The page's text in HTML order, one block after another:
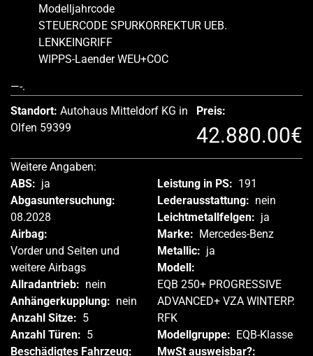
Modelljahrcode
STEUERCODE SPURKORREKTUR UEB.
LENKEINGRIFF
WIPPS-Laender WEU+COC
—-.
Standort: Autohaus Mitteldorf KG in
Olfen 59399
Preis:
42.880.00€
Weitere Angaben:
ABS: ja
Abgasuntersuchung:
08.2028
Airbag:
Vorder und Seiten und
weitere Airbags
Allradantrieb: nein
Anhängerkupplung: nein
Anzahl Sitze: 5
Anzahl Türen: 5
Beschädigtes Fahrzeug:
Leistung in PS: 191
Lederausstattung: nein
Leichtmetallfelgen: ja
Marke: Mercedes-Benz
Metallic: ja
Modell:
EQB 250+ PROGRESSIVE
ADVANCED+ VZA WINTERP.
RFK
Modellgruppe: EQB-Klasse
MwSt ausweisbar?: